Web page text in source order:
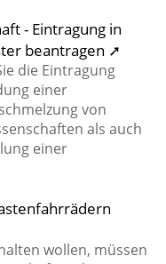
- Eintragung in
beantragen ➚
die Eintragung
einer
von
als auch
einer
wollen, müssen